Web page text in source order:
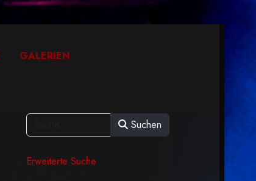
GALERIEN
Suchen
Erweiterte Suche